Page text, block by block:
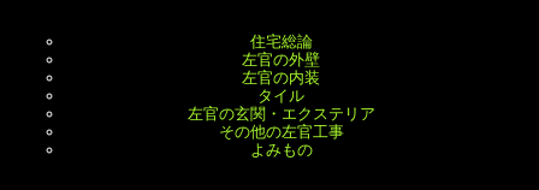
住宅総論
左官の外壁
左官の内装
タイル
左官の玄関・エクステリア
その他の左官工事
よみもの